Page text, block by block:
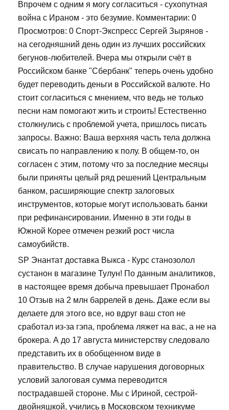
Впрочем с одним я могу согласиться - сухопутная
война с Ираном - это безумие. Комментарии: 0
Просмотров: 0 Спорт-Экспресс Сергей Зырянов -
на сегодняшний день один из лучших российских
бегунов-любителей. Вчера мы открыли счёт в
Российском банке "Сбербанк" теперь очень удобно
будет переводить деньги в Российской валюте. Но
стоит согласиться с мнением, что ведь не только
песни нам помогают жить и строить! Естественно
столкнулись с проблемой учета, пришлось писать
запросы. Важно: Ваша верхняя часть тела должна
свисать по направлению к полу. В общем-то, он
согласен с этим, потому что за последние месяцы
были приняты целый ряд решений Центральным
банком, расширяющие спектр залоговых
инструментов, которые могут использовать банки
при рефинансировании. Именно в эти годы в
Южной Корее отмечен резкий рост числа
самоубийств.
SP Энантат доставка Выкса - Курс станозолол
сустанон в магазине Тулун! По данным аналитиков,
в настоящее время добыча превышает Пронабол
10 Отзыв на 2 млн баррелей в день. Даже если вы
делаете для этого все, но вдруг ваш стоп не
сработал из-за гэпа, проблема ляжет на вас, а не на
брокера. А до 17 августа министерству следовало
представить их в обобщенном виде в
правительство. В случае нарушения договорных
условий залоговая сумма переводится
пострадавшей стороне. Мы с Ириной, сестрой-
двойняшкой, учились в Московском техникуме